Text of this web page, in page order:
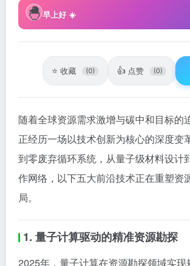
🐣早上好 ☀️
⭐ 收藏 (0) 👍 点赞 (0)
随着全球资源需求激增与碳中和目标的
正经历一场以技术创新为核心的深度变
到零废弃循环系统，从量子级材料设计
作网络，以下五大前沿技术正在重塑资
局。
1. 量子计算驱动的精准资源勘探
2025年，量子计算在资源勘探领域实现